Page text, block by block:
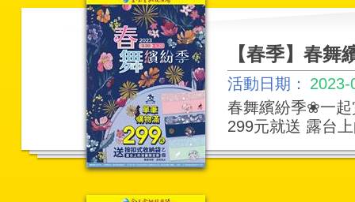
【春季】春舞
活動日期：
2023-
春舞繽紛季❀一起
299元就送 露台